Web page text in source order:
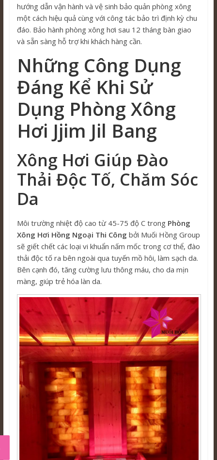
hướng dẫn vận hành và vệ sinh bảo quản phòng xông
một cách hiệu quả cùng với công tác bảo trì định kỳ chu
đáo. Bảo hành phòng xông hơi sau 12 tháng bàn giao
và sẵn sàng hỗ trợ khi khách hàng cần.
Những Công Dụng
Đáng Kể Khi Sử
Dụng Phòng Xông
Hơi Jjim Jil Bang
Xông Hơi Giúp Đào
Thải Độc Tố, Chăm Sóc
Da
Môi trường nhiệt độ cao từ 45-75 độ C trong Phòng
Xông Hơi Hồng Ngoại Thi Công bởi Muối Hồng Group
sẽ giết chết các loại vi khuẩn nấm mốc trong cơ thể, đào
thải độc tố ra bên ngoài qua tuyến mồ hôi, làm sạch da.
Bên cạnh đó, tăng cường lưu thông máu, cho da mịn
màng, giúp trẻ hóa làn da.